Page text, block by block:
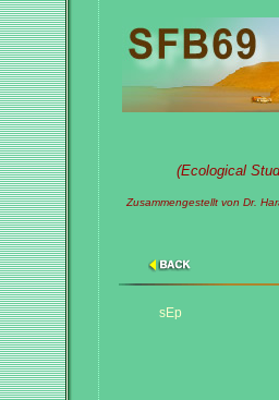
(Ecological
Zusammengestellt von Dr.
sEp